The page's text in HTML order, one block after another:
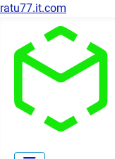
ratu77.it.com